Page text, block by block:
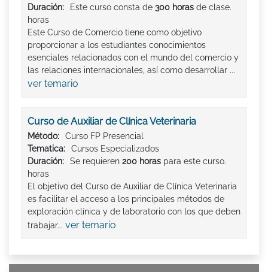
Duración:
Este curso consta de 300 horas de clase.
horas
Este Curso de Comercio tiene como objetivo
proporcionar a los estudiantes conocimientos
esenciales relacionados con el mundo del comercio y
las relaciones internacionales, así como desarrollar ...
ver temario
Curso de Auxiliar de Clínica Veterinaria
Método:
Curso FP Presencial
Tematica:
Cursos Especializados
Duración:
Se requieren 200 horas para este curso.
horas
El objetivo del Curso de Auxiliar de Clínica Veterinaria
es facilitar el acceso a los principales métodos de
exploración clínica y de laboratorio con los que deben
trabajar... ver temario